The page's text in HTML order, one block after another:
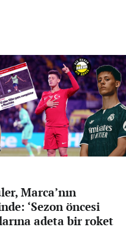
Marca’nın
‘Sezon öncesi
adeta bir roket